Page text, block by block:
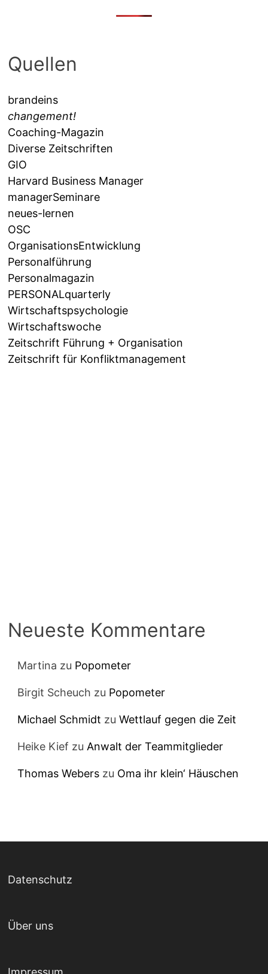
Quellen
brandeins
changement!
Coaching-Magazin
Diverse Zeitschriften
GIO
Harvard Business Manager
managerSeminare
neues-lernen
OSC
OrganisationsEntwicklung
Personalführung
Personalmagazin
PERSONALquarterly
Wirtschaftspsychologie
Wirtschaftswoche
Zeitschrift Führung + Organisation
Zeitschrift für Konfliktmanagement
Neueste Kommentare
Martina zu Popometer
Birgit Scheuch zu Popometer
Michael Schmidt zuWettlauf gegen die Zeit
Heike Kief zuAnwalt der Teammitglieder
Thomas Webers zu Oma ihr klein‘ Häuschen
Datenschutz
Über uns